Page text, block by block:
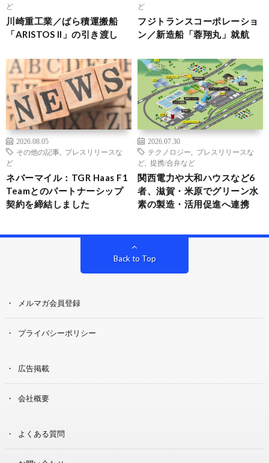
ど
川崎重工業／ばら積運搬船
「ARISTOS II」の引き渡し
ど
フジトランスコーポレーショ
ン／新造船「蓉翔丸」就航
2026.08.05
その他の記事
プレスリリースな
ど
ネバーマイル：TGR Haas F1
Teamとのパートナーシップ
契約を締結しました
2026.07.30
テクノロジー
プレスリリースな
ど
提携/合弁など
関西電力や大和ハウスなど6
者、滋賀・米原でグリーン水
素の製造・活用促進へ連携
Back to Top
メルマガ会員登録
プライバシーポリシー
広告掲載
会社概要
よくある質問